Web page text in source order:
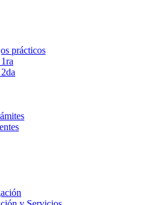
prácticos